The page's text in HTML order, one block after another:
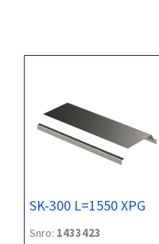
SK-300 L=1550 XPG
Snro: 1433423